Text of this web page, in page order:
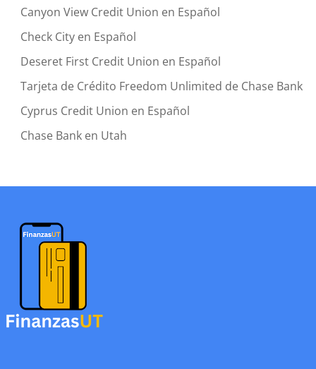
Canyon View Credit Union en Español
Check City en Español
Deseret First Credit Union en Español
Tarjeta de Crédito Freedom Unlimited de Chase Bank
Cyprus Credit Union en Español
Chase Bank en Utah